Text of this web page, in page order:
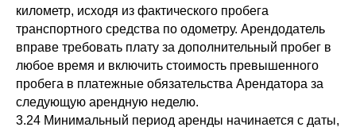
километр, исходя из фактического пробега
транспортного средства по одометру. Арендодатель
вправе требовать плату за дополнительный пробег в
любое время и включить стоимость превышенного
пробега в платежные обязательства Арендатора за
следующую арендную неделю.
3.24 Минимальный период аренды начинается с даты,